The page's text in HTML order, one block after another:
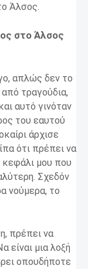
Άλσος.
στο Άλσος
απλώς δεν το
τραγούδια,
αυτό γινόταν
του εαυτού
άρχισε
ότι πρέπει να
μου που
Σχεδόν
νούμερα, το
πρέπει να
είναι μια λοξή
οπουδήποτε